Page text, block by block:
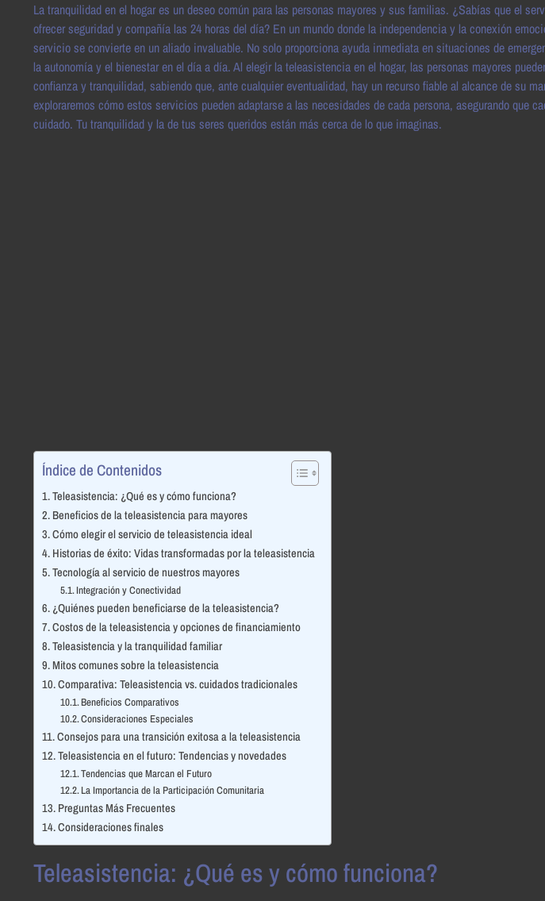
La tranquilidad en el hogar es un deseo común para las personas mayores y sus familias. ¿Sabías que el
ofrecer seguridad y compañía las 24 horas del día? En un mundo donde la independencia y la conexión
servicio se convierte en un aliado invaluable. No solo proporciona ayuda inmediata en situaciones de
la autonomía y el bienestar en el día a día. Al elegir la teleasistencia en el hogar, las personas mayores
confianza y tranquilidad, sabiendo que, ante cualquier eventualidad, hay un recurso fiable al alcance de su
exploraremos cómo estos servicios pueden adaptarse a las necesidades de cada persona, asegurando que
cuidado. Tu tranquilidad y la de tus seres queridos están más cerca de lo que imaginas.
Índice de Contenidos
Teleasistencia: ¿Qué es y cómo funciona?
Beneficios de la teleasistencia para mayores
Cómo elegir el servicio de teleasistencia ideal
Historias de éxito: Vidas transformadas por la teleasistencia
Tecnología al servicio de nuestros mayores
Integración y Conectividad
¿Quiénes pueden beneficiarse de la teleasistencia?
Costos de la teleasistencia y opciones de financiamiento
Teleasistencia y la tranquilidad familiar
Mitos comunes sobre la teleasistencia
Comparativa: Teleasistencia vs. cuidados tradicionales
Beneficios Comparativos
Consideraciones Especiales
Consejos para una transición exitosa a la teleasistencia
Teleasistencia en el futuro: Tendencias y novedades
Tendencias que Marcan el Futuro
La Importancia de la Participación Comunitaria
Preguntas Más Frecuentes
Consideraciones finales
Teleasistencia: ¿Qué es y cómo funciona?